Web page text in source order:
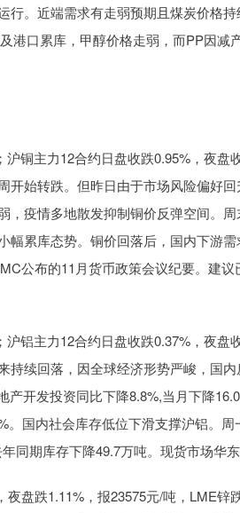
。近端需求有走弱预期且煤炭价格持
港口累库，甲醇价格走弱，而PP因减
铜主力12合约日盘收跌0.95%，夜盘
开始转跌。但昨日由于市场风险偏好
，疫情多地散发抑制铜价反弹空间。
累库态势。铜价回落后，国内下游
公布的11月货币政策会议纪要。建
铝主力12合约日盘收跌0.37%，夜盘
持续回落，因全球经济形势严峻，国
开发投资同比下降8.8%,当月下降
。国内社会库存低位下滑支撑沪铝。
同期库存下降49.7万吨。现货市场华
盘跌1.11%，报23575元/吨，LME锌